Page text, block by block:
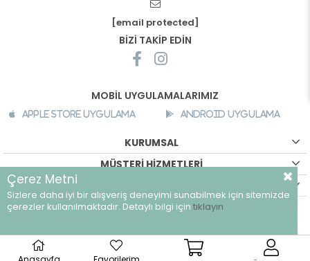
[email protected]
BİZİ TAKİP EDİN
MOBİL UYGULAMALARIMIZ
Apple Store Uygulama Android Uygulama
KURUMSAL
MÜŞTERİ HİZMETLERİ
©breeze.com.tr - Tüm hakları saklıdır.
Çerez Metni
Sizlere daha iyi bir alışveriş deneyimi sunabilmek için sitemizde
çerezler kullanılmaktadır. Detaylı bilgi için tıklayın